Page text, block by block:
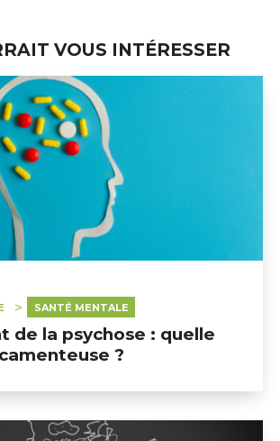
VOUS INTÉRESSER
SANTÉ MENTALE
de la psychose : quelle
?